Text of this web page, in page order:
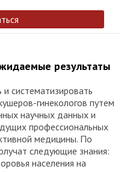
результаты
систематизировать
гинекологов путем
научных данных и
профессиональных
медицины. По
следующие знания:
населения на